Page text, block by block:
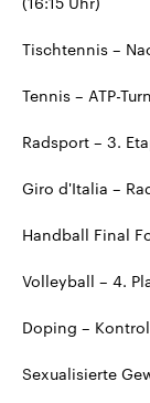
Tischtennis –
Tennis – ATP-
Radsport – 3.
Giro d'Italia –
Handball Final
Volleyball – 4.
Doping –
Sexualisierte